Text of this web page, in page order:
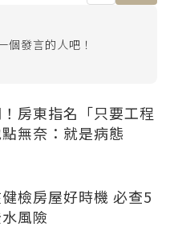
個發言的人吧！
房東指名「只要工程
無奈：就是病態
檢房屋好時機 必查5
風險